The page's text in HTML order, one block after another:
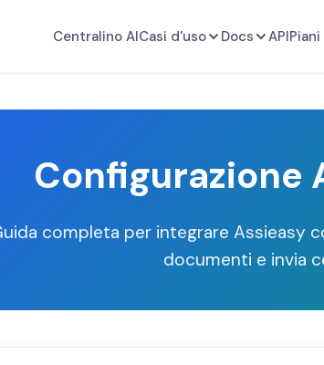
Centralino AICasi d'uso Docs API
Configurazione
completa per integrare Assieasy
documenti e invia